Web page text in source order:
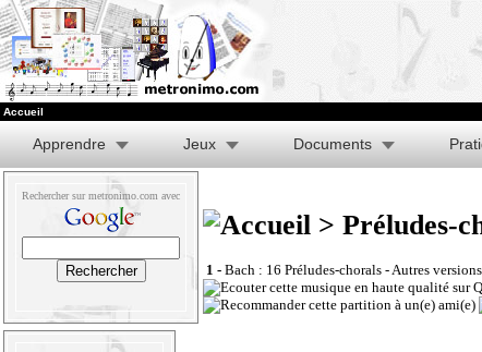
Accueil
Apprendre Jeux Documents
Rechercher sur metronimo.com avec
> Préludes-
1 - Bach : 16 Préludes-chorals - Autres versions